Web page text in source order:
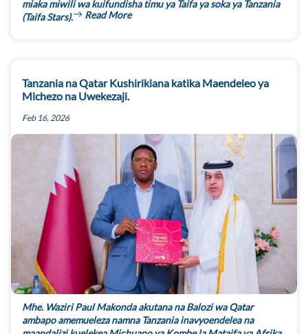
miaka miwili wa kuifundisha timu ya Taifa ya soka ya Tanzania
(Taifa Stars).
Read More
Tanzania na Qatar Kushirikiana katika Maendeleo ya
Michezo na Uwekezaji.
Feb 16, 2026
Mhe. Waziri Paul Makonda akutana na Balozi wa Qatar
ambapo amemueleza namna Tanzania inavyoendelea na